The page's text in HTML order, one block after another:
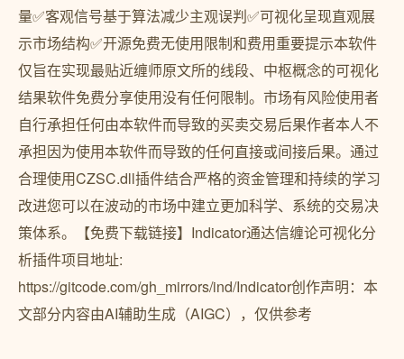
量✅客观信号基于算法减少主观误判✅可视化呈现直观展
示市场结构✅开源免费无使用限制和费用重要提示本软件
仅旨在实现最贴近缠师原文所的线段、中枢概念的可视化
结果软件免费分享使用没有任何限制。市场有风险使用者
自行承担任何由本软件而导致的买卖交易后果作者本人不
承担因为使用本软件而导致的任何直接或间接后果。通过
合理使用CZSC.dll插件结合严格的资金管理和持续的学习
改进您可以在波动的市场中建立更加科学、系统的交易决
策体系。【免费下载链接】Indicator通达信缠论可视化分
析插件项目地址:
https://gitcode.com/gh_mirrors/ind/Indicator创作声明：本
文部分内容由AI辅助生成（AIGC），仅供参考